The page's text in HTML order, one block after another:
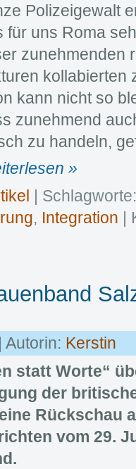
Polizeigewalt
für uns Roma
zunehmenden
kollabierten
kann nicht so
zunehmend
zu handeln,
»
|
, Integration |
Autorin: Kerstin
statt Worte“
der
Rückschau
vom 29.